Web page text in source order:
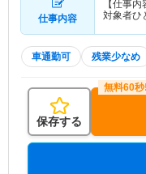
仕事内容
【仕事
対象者ひ
車通勤可 残業少なめ
保存する